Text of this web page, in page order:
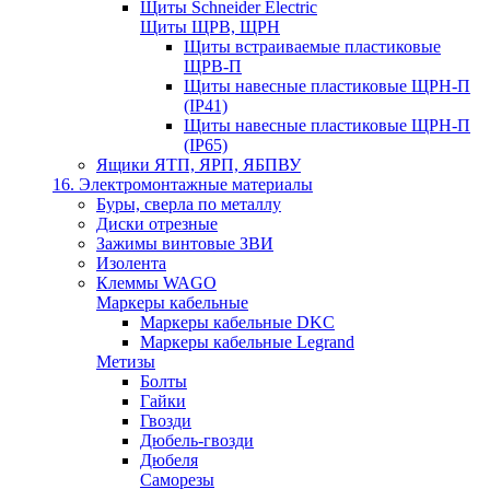
Щиты Schneider Electric
Щиты ЩРВ, ЩРН
Щиты встраиваемые пластиковые
ЩРВ-П
Щиты навесные пластиковые ЩРН-П
(IP41)
Щиты навесные пластиковые ЩРН-П
(IP65)
Ящики ЯТП, ЯРП, ЯБПВУ
16. Электромонтажные материалы
Буры, сверла по металлу
Диски отрезные
Зажимы винтовые ЗВИ
Изолента
Клеммы WAGO
Маркеры кабельные
Маркеры кабельные DKC
Маркеры кабельные Legrand
Метизы
Болты
Гайки
Гвозди
Дюбель-гвозди
Дюбеля
Саморезы